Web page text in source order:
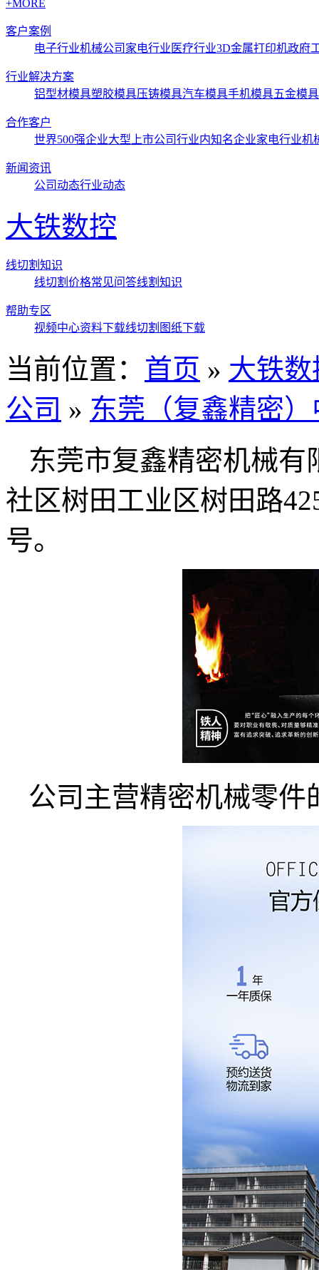
+MORE
客户案例
电子行业机械公司 家电行业 医疗行业3D金属打印机政府
行业解决方案
铝型材模具塑胶模具压铸模具汽车模具手机模具五金模具
合作客户
世界500强企业大型上市公司行业内知名企业家电行业机
新闻资讯
公司动态行业动态
大铁数控
线切割知识
线切割价格常见问答线割知识
帮助专区
视频中心资料下载线切割图纸下载
当前位置： 首页 » 大铁
公司 » 东莞（复鑫精密
东莞市复鑫精密机械
社区树田工业区树田路
号。
公司主营精密机械零件